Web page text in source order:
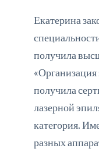
Екатерина
получила
получила
лазерной
категория.
разных